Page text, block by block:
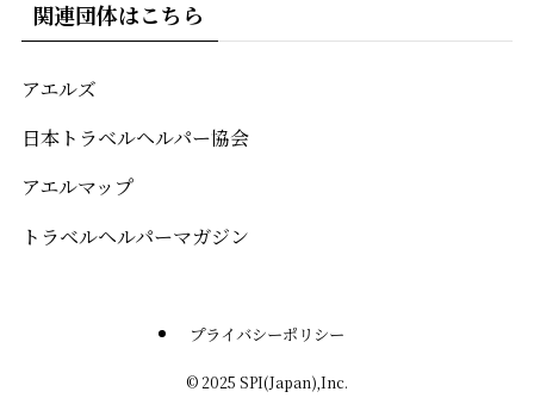
関連団体はこちら
アエルズ
日本トラベルヘルパー協会
アエルマップ
トラベルヘルパーマガジン
プライバシーポリシー
© 2025 SPI(Japan),Inc.